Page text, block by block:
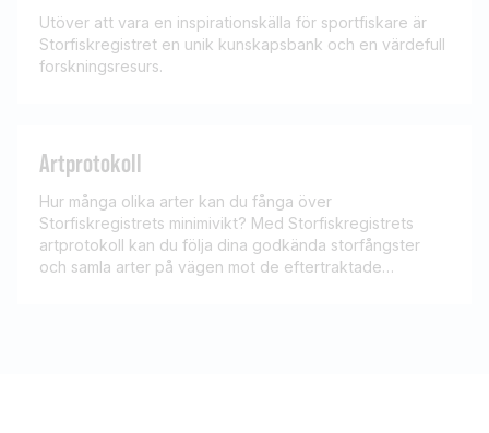
Utöver att vara en inspirationskälla för sportfiskare är
Storfiskregistret en unik kunskapsbank och en värdefull
forskningsresurs.
Artprotokoll
Hur många olika arter kan du fånga över
Storfiskregistrets minimivikt? Med Storfiskregistrets
artprotokoll kan du följa dina godkända storfångster
och samla arter på vägen mot de eftertraktade